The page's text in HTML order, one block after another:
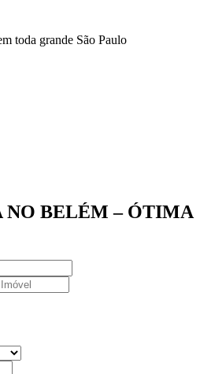
toda grande São Paulo
NO BELÉM – ÓTIMA